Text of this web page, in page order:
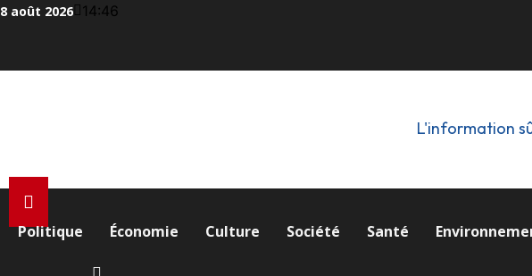
Aller
8 août 2026 14:46
L'information
Politique Économie Culture Société Santé